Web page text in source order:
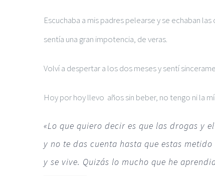
Escuchaba a mis padres pelearse y se echaban
sentía una gran impotencia, de veras.
Volví a despertar a los dos meses y sentí
Hoy por hoy llevo años sin beber, no tengo ni la
«Lo que quiero decir es que las drogas y
y no te das cuenta hasta que estas
y se vive. Quizás lo mucho que he